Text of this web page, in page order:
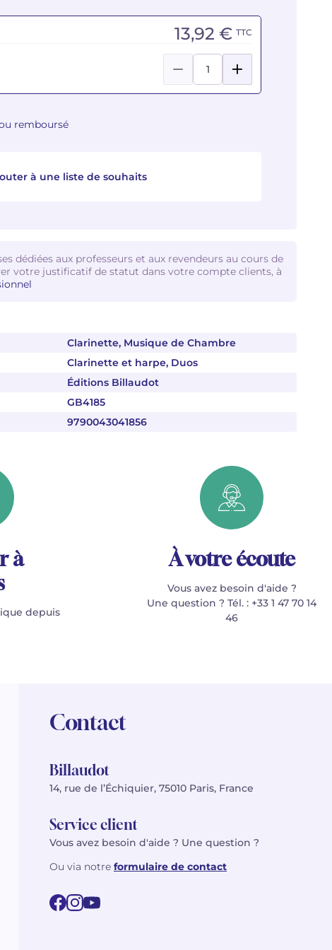
Clarinette, Musique de Chambre
Clarinette et harpe, Duos
Éditions Billaudot
GB4185
9790043041856
13,92 € TTC
remboursé
à une liste de souhaits
dédiées aux professeurs et aux revendeurs au cours de
votre justificatif de statut dans votre compte clients, à
à
depuis
À votre écoute
Vous avez besoin d'aide ?
Une question ? Tél. : +33 1 47 70 14
46
Contact
Billaudot
14, rue de l’Échiquier, 75010 Paris, France
Service client
Vous avez besoin d'aide ? Une question ?
Ou via notre formulaire de contact